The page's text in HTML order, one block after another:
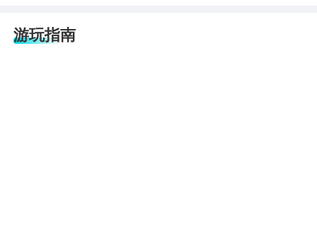
游玩指南